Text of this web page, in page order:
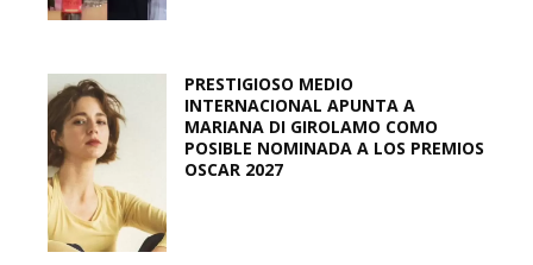
PRESTIGIOSO MEDIO
INTERNACIONAL APUNTA A
MARIANA DI GIROLAMO COMO
POSIBLE NOMINADA A LOS PREMIOS
OSCAR 2027